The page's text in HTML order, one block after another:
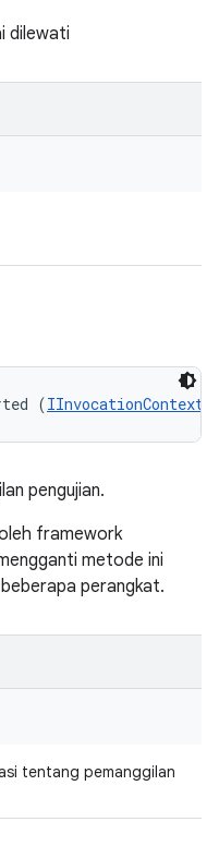
dilewati
(IInvocationContext
pengujian.
framework
metode ini
perangkat.
tentang pemanggilan